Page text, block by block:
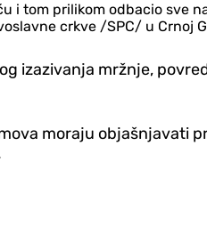
tom prilikom odbacio sve
crkve /SPC/ u Crnoj
izazivanja mržnje,
moraju objašnjavati